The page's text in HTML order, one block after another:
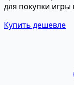
для покупки
Купить дешевле